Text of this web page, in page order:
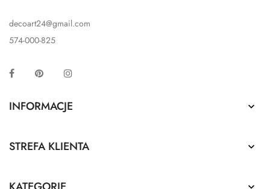
decoart24@gmail.com
574-000-825
Facebook Pinterest
INFORMACJE 
STREFA KLIENTA 